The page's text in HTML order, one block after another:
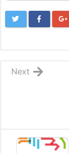
Next